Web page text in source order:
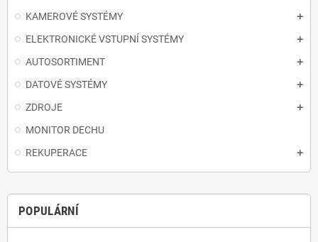
KAMEROVÉ SYSTÉMY
ELEKTRONICKÉ VSTUPNÍ SYSTÉMY
AUTOSORTIMENT
DATOVÉ SYSTÉMY
ZDROJE
MONITOR DECHU
REKUPERACE
POPULÁRNÍ